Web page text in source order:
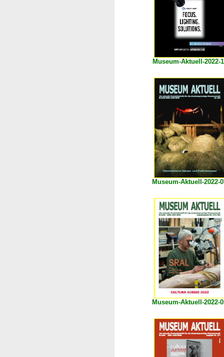
Museum-Aktuell-2022-
Museum-Aktuell-2022-
Museum-Aktuell-2022-